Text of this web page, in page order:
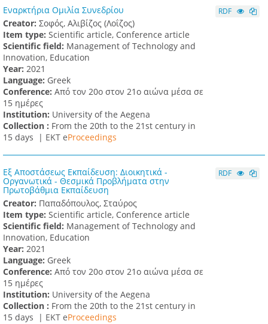
Εναρκτήρια Ομιλία Συνεδρίου
Creator: Σοφός, Αλιβίζος (Λοΐζος)
Item type: Scientific article, Conference article
Scientific field: Management of Technology and
Innovation, Education
Υear: 2021
Language: Greek
Conference: Από τον 20ο στον 21ο αιώνα μέσα σε
15 ημέρες
Institution: University of the Aegena
Collection : From the 20th to the 21st century in
15 days | ΕΚΤ eProceedings
RDF
Εξ Αποστάσεως Εκπαίδευση: Διοικητικά -
Οργανωτικά - Θεσμικά Προβλήματα στην
Πρωτοβάθμια Εκπαίδευση
Creator: Παπαδόπουλος, Σταύρος
Item type: Scientific article, Conference article
Scientific field: Management of Technology and
Innovation, Education
Υear: 2021
Language: Greek
Conference: Από τον 20ο στον 21ο αιώνα μέσα σε
15 ημέρες
Institution: University of the Aegena
Collection : From the 20th to the 21st century in
15 days | ΕΚΤ eProceedings
RDF